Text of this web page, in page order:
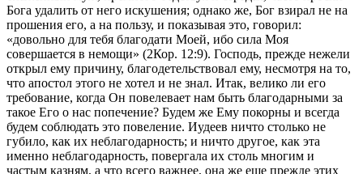
Бога удалить от него искушения; однако же, Бог взирал не на
прошения его, а на пользу, и показывая это, говорил:
«довольно для тебя благодати Моей, ибо сила Моя
совершается в немощи» (2Кор. 12:9). Господь, прежде нежели
открыл ему причину, благодетельствовал ему, несмотря на то,
что апостол этого не хотел и не знал. Итак, велико ли его
требование, когда Он повелевает нам быть благодарными за
такое Его о нас попечение? Будем же Ему покорны и всегда
будем соблюдать это повеление. Иудеев ничто столько не
губило, как их неблагодарность; и ничто другое, как эта
именно неблагодарность, повергала их столь многим и
частым казням, а что всего важнее, она же еще прежде этих